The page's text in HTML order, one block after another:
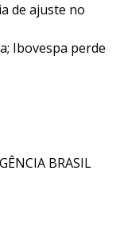
de ajuste no
Ibovespa perde
BRASIL